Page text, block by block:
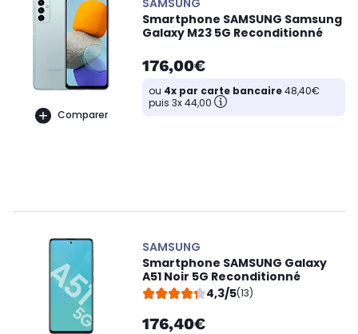
Comparer
Smartphone SAMSUNG Samsung
Galaxy M23 5G Reconditionné
176,00€
ou 4x par carte bancaire48,40€
puis 3x 44,00
SAMSUNG
Smartphone SAMSUNG Galaxy
A51 Noir 5G Reconditionné
4,3/5(13)
176,40€